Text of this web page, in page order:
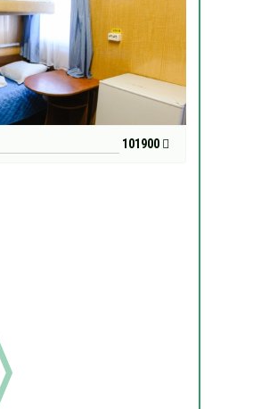
101900